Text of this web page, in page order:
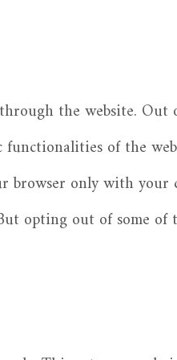
the website. Out
of the
only with
opting out of some of